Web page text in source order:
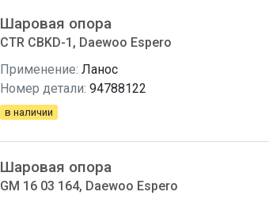
Шаровая опора
CTR CBKD-1, Daewoo Espero
Применение: Ланос
Номер детали: 94788122
в наличии
Шаровая опора
GM 16 03 164, Daewoo Espero